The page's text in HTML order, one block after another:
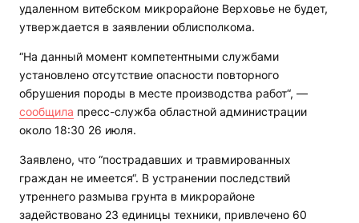
удаленном витебском микрорайоне Верховье не будет,
утверждается в заявлении облисполкома.
“На данный момент компетентными службами
установлено отсутствие опасности повторного
обрушения породы в месте производства работ“, —
сообщила пресс-служба областной администрации
около 18:30 26 июля.
Заявлено, что “пострадавших и травмированных
граждан не имеется“. В устранении последствий
утреннего размыва грунта в микрорайоне
задействовано 23 единицы техники, привлечено 60